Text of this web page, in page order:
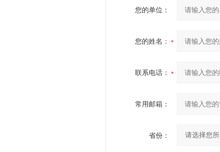
您的单位：
您的姓名：
联系电话：
常用邮箱：
省份：